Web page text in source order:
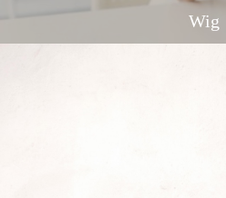
Wig